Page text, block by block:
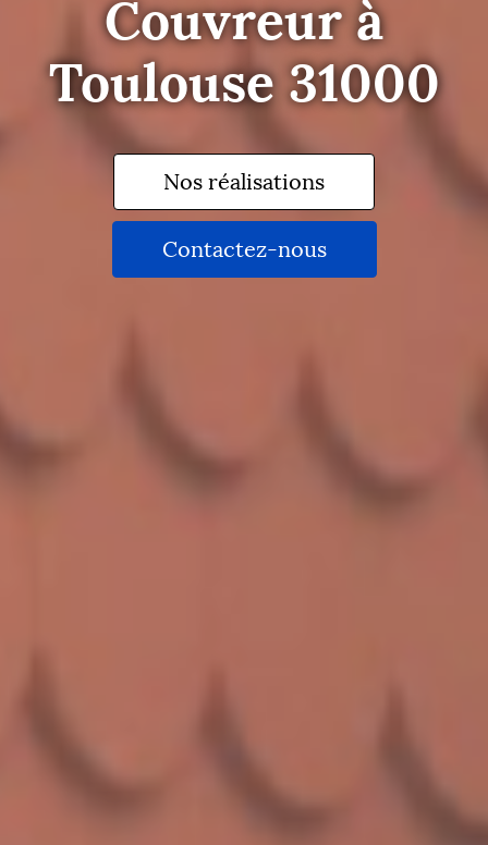
Couvreur à
Toulouse 31000
Nos réalisations
Contactez-nous